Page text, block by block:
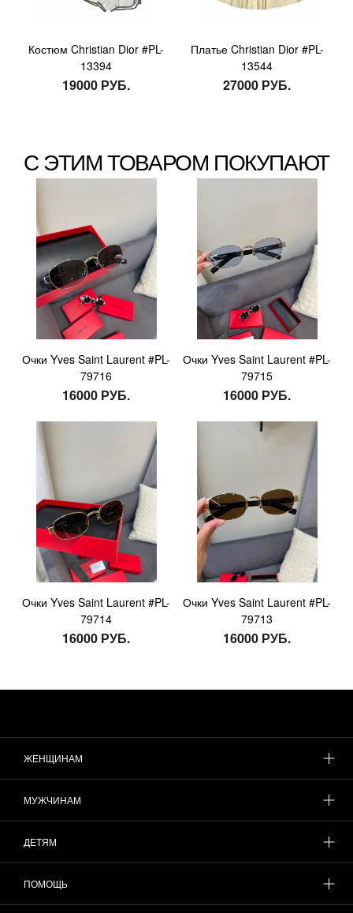
Костюм Christian Dior #PL-
13394
19000 РУБ.
Платье Christian Dior #PL-
13544
27000 РУБ.
С ЭТИМ ТОВАРОМ ПОКУПАЮТ
Очки Yves Saint Laurent #PL-
79716
16000 РУБ.
Очки Yves Saint Laurent #PL-
79715
16000 РУБ.
Очки Yves Saint Laurent #PL-
79714
16000 РУБ.
Очки Yves Saint Laurent #PL-
79713
16000 РУБ.
ЖЕНЩИНАМ
МУЖЧИНАМ
ДЕТЯМ
ПОМОЩЬ